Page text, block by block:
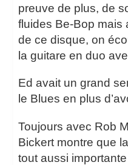
preuve de plus, de
fluides Be-Bop mais
de ce disque, on
la guitare en duo
Ed avait un grand
le Blues en plus
Toujours avec Rob
Bickert montre que
tout aussi